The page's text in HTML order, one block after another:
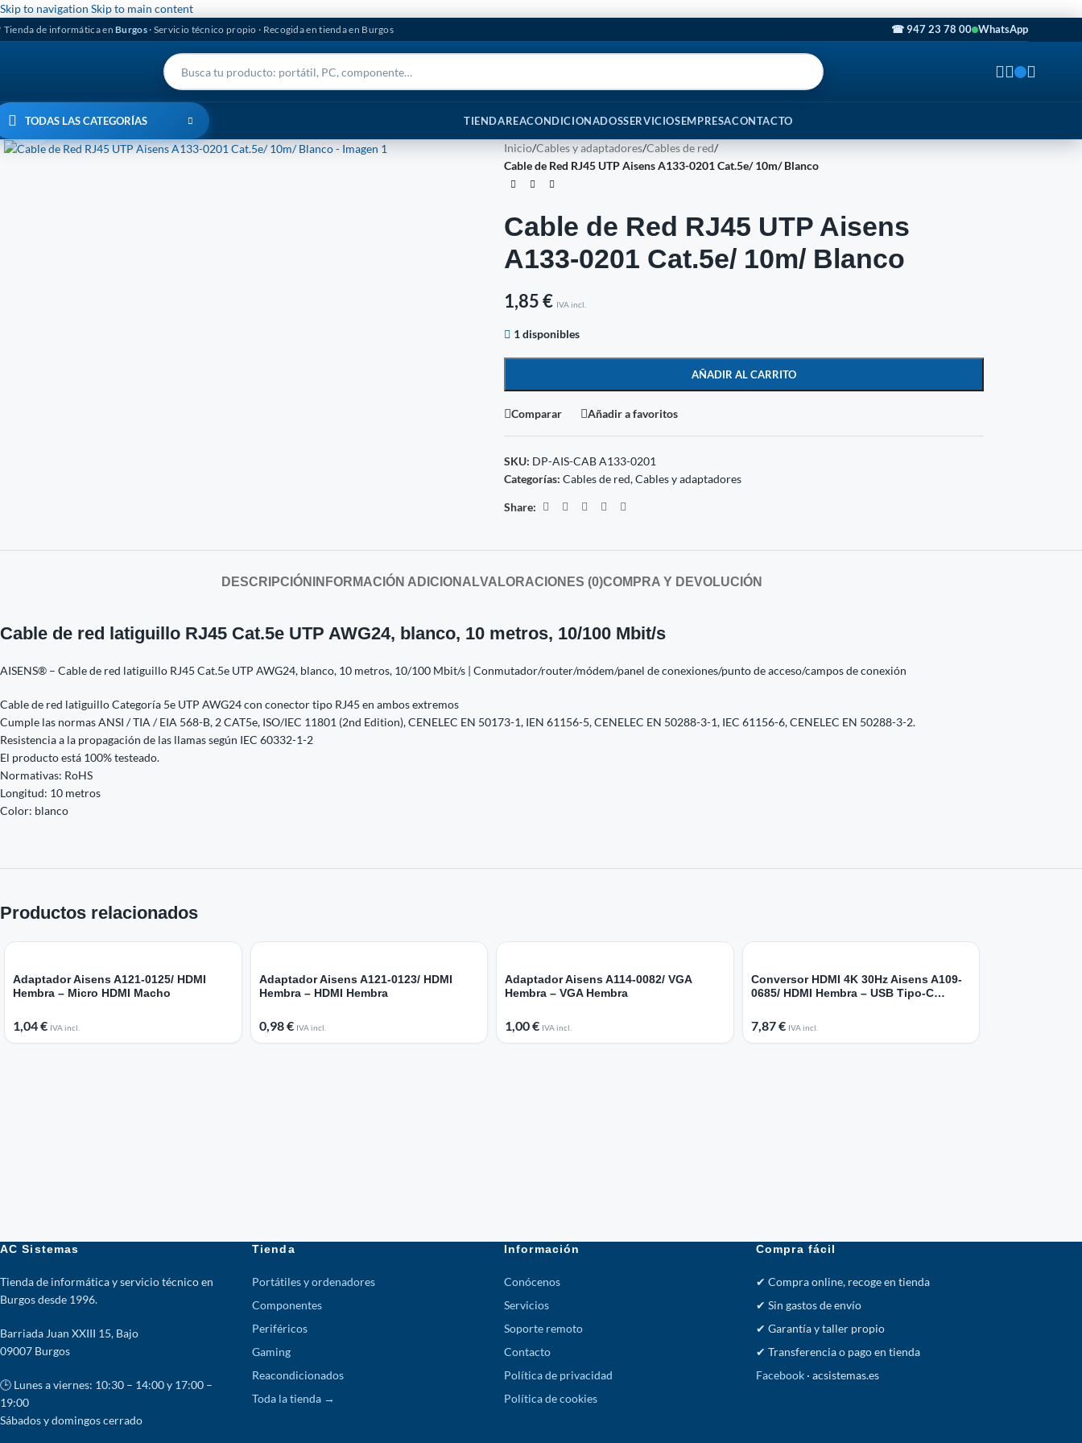
Skip to navigation Skip to main content
Tienda de informática en Burgos· Servicio técnico propio · Recogida en tienda en Burgos ☎ 947 23 78 00 WhatsApp
TODAS LAS CATEGORÍAS TIENDAREACONDICIONADOSSERVICIOSEMPRESACONTACTO
Click to enlarge
Inicio/Cables y adaptadores/Cables de red/
Cable de Red RJ45 UTP Aisens A133-0201 Cat.5e/ 10m/ Blanco
Cable de Red RJ45 UTP Aisens
A133-0201 Cat.5e/ 10m/ Blanco
1,85€ IVA incl.
1 disponibles
AÑADIR AL CARRITO
Comparar Añadir a favoritos
SKU: DP-AIS-CAB A133-0201
Categorías: Cables de red,Cables y adaptadores
Share:
DESCRIPCIÓN INFORMACIÓN ADICIONALVALORACIONES (0)COMPRA Y DEVOLUCIÓN
Cable de red latiguillo RJ45 Cat.5e UTP AWG24, blanco, 10 metros, 10/100 Mbit/s
AISENS® – Cable de red latiguillo RJ45 Cat.5e UTP AWG24, blanco, 10 metros, 10/100 Mbit/s | Conmutador/router/módem/panel de conexiones/punto de acceso/campos de conexión
Cable de red latiguillo Categoría 5e UTP AWG24 con conector tipo RJ45 en ambos extremos
Cumple las normas ANSI / TIA / EIA 568-B, 2 CAT5e, ISO/IEC 11801 (2nd Edition), CENELEC EN 50173-1, IEN 61156-5, CENELEC EN 50288-3-1, IEC 61156-6, CENELEC EN 50288-3-2.
Resistencia a la propagación de las llamas según IEC 60332-1-2
El producto está 100% testeado.
Normativas: RoHS
Longitud: 10 metros
Color: blanco
Productos relacionados
Adaptador Aisens A121-0125/ HDMI
Hembra – Micro HDMI Macho
1,04€ IVA incl.
Adaptador Aisens A121-0123/ HDMI
Hembra – HDMI Hembra
0,98€ IVA incl.
Adaptador Aisens A114-0082/ VGA
Hembra – VGA Hembra
1,00€ IVA incl.
Conversor HDMI 4K 30Hz Aisens A109-
0685/ HDMI Hembra – USB Tipo-C
7,87€ IVA incl.
AC Sistemas
Tienda de informática y servicio técnico en
Burgos desde 1996.
Barriada Juan XXIII 15, Bajo
09007 Burgos
🕒 Lunes a viernes: 10:30 – 14:00 y 17:00 –
19:00
Sábados y domingos cerrado
Tienda
Portátiles y ordenadores
Componentes
Periféricos
Gaming
Reacondicionados
Toda la tienda →
Información
Conócenos
Servicios
Soporte remoto
Contacto
Política de privacidad
Política de cookies
Compra fácil
✔ Compra online, recoge en tienda
✔ Sin gastos de envío
✔ Garantía y taller propio
✔ Transferencia o pago en tienda
Facebook· acsistemas.es